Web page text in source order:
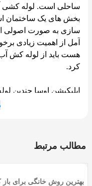
ساحلی است. لوله کشی
بخش های یک ساختمان
سازی به صورت اصولی
آمل از اهمیت زیادی
هست باید از لوله کش
کرد.
اپلیکیشن اوسا چندین
استان آمل دارد که با
امر مهم مشکل شما را
مطالب مرتبط
بهترین روش خانگی برای باز